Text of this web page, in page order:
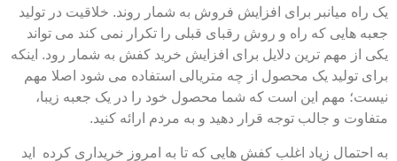
میانبر برای افزایش فروش به شمار روند. خلاقیت در تولید
هایی که راه و روش رقبای قبلی را تکرار نمی کند می تواند
از مهم ترین دلایل برای افزایش خرید کفش به شمار رود. اینکه
تولید یک محصول از چه متریالی استفاده می شود اصلا مهم
مهم این است که شما محصول خود را در یک جعبه زیبا،
و جالب توجه قرار دهید و به مردم ارائه کنید.
زیاد اغلب کفش هایی که تا به امروز خریداری کرده اید